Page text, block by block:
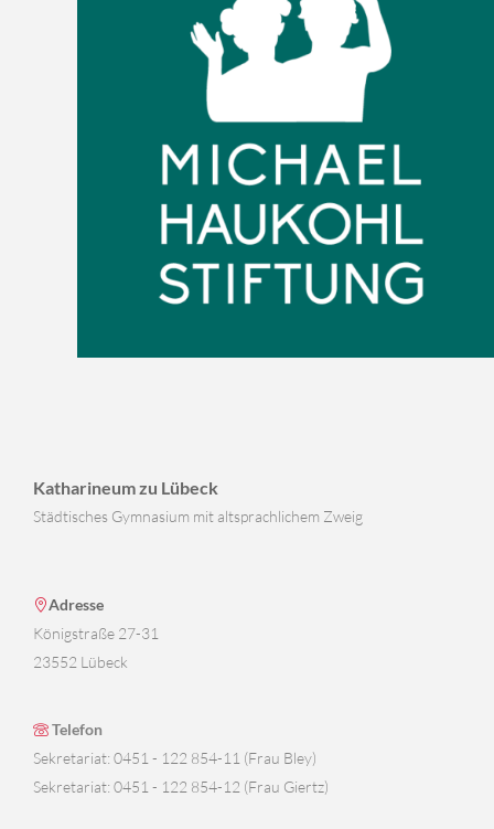
Katharineum zu Lübeck
Städtisches Gymnasium mit altsprachlichem Zweig
Adresse
Königstraße 27-31
23552 Lübeck
Telefon
Sekretariat: 0451 - 122 854-11 (Frau Bley)
Sekretariat: 0451 - 122 854-12 (Frau Giertz)